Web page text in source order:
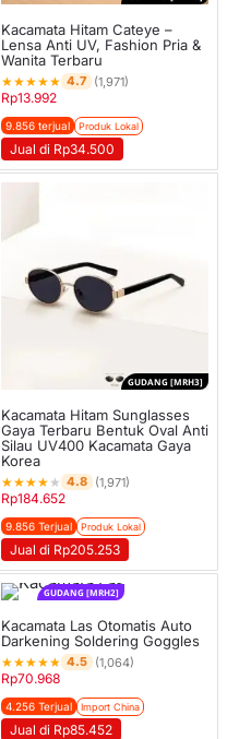
Kacamata Hitam Cateye –
Lensa Anti UV, Fashion Pria &
Wanita Terbaru
★★★★★ 4.7 (1,971)
Rp13.992
9.856 terjual Produk Lokal
Jual di Rp34.500
GUDANG [MRH3]
Kacamata Hitam Sunglasses
Gaya Terbaru Bentuk Oval Anti
Silau UV400 Kacamata Gaya
Korea
★★★★ ★ 4.8 (1,971)
Rp184.652
9.856 Terjual Produk Lokal
Jual di Rp205.253
GUDANG [MRH2]
Kacamata Las Otomatis Auto
Darkening Soldering Goggles
★★★★★ 4.5 (1,064)
Rp70.968
4.256 Terjual Import China
Jual di Rp85.452